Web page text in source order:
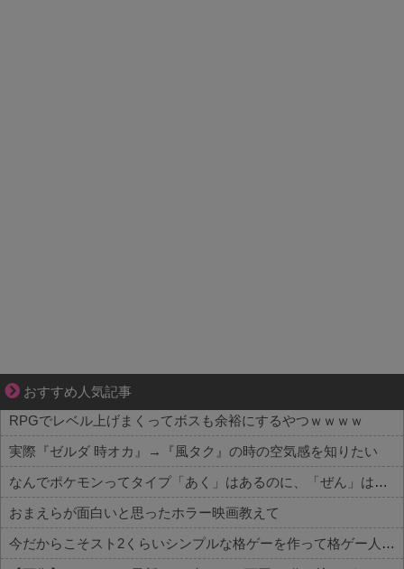
おすすめ人気記事
夫婦なのに、心が一番遠かった日々
RPGでレベル上げまくってボスも余裕にするやつｗｗｗｗ
実際『ゼルダ 時オカ』→『風タク』の時の空気感を知りたい
なんでポケモンってタイプ「あく」はあるのに、「ぜん」は無いの？
おまえらが面白いと思ったホラー映画教えて
今だからこそスト2くらいシンプルな格ゲーを作って格ゲー人口を増やした方がいいと思う